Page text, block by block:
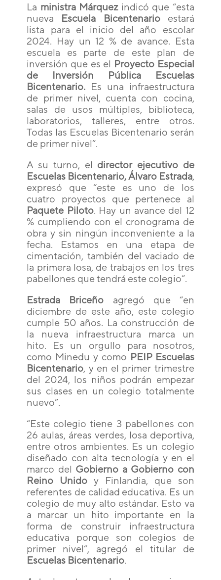
La ministra Márquezindicó que “esta
nueva Escuela Bicentenarioestará
lista para el inicio del año escolar
2024. Hay un 12 % de avance. Esta
escuela es parte de este plan de
inversión que es el Proyecto Especial
de Inversión Pública Escuelas
Bicentenario. Es una infraestructura
de primer nivel, cuenta con cocina,
salas de usos múltiples, biblioteca,
laboratorios, talleres, entre otros.
Todas las Escuelas Bicentenario serán
de primer nivel”.
A su turno, el director ejecutivo de
Escuelas Bicentenario, Álvaro Estrada,
expresó que “este es uno de los
cuatro proyectos que pertenece al
Paquete Piloto. Hay un avance del 12
% cumpliendo con el cronograma de
obra y sin ningún inconveniente a la
fecha. Estamos en una etapa de
cimentación, también del vaciado de
la primera losa, de trabajos en los tres
pabellones que tendrá este colegio”.
Estrada Briceño agregó que “en
diciembre de este año, este colegio
cumple 50 años. La construcción de
la nueva infraestructura marca un
hito. Es un orgullo para nosotros,
como Minedu y como PEIP Escuelas
Bicentenario, y en el primer trimestre
del 2024, los niños podrán empezar
sus clases en un colegio totalmente
nuevo”.
“Este colegio tiene 3 pabellones con
26 aulas, áreas verdes, losa deportiva,
entre otros ambientes. Es un colegio
diseñado con alta tecnología y en el
marco del Gobierno a Gobierno con
Reino Unido y Finlandia, que son
referentes de calidad educativa. Es un
colegio de muy alto estándar. Esto va
a marcar un hito importante en la
forma de construir infraestructura
educativa porque son colegios de
primer nivel”, agregó el titular de
Escuelas Bicentenario.